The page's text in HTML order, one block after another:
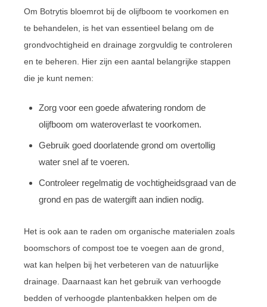
Om Botrytis bloemrot bij de olijfboom te voorkomen en
te behandelen, is het van essentieel belang om de
grondvochtigheid en drainage zorgvuldig te controleren
en te beheren. Hier zijn een aantal belangrijke stappen
die je kunt nemen:
Zorg voor een goede afwatering rondom de
olijfboom om wateroverlast te voorkomen.
Gebruik goed doorlatende grond om overtollig
water snel af te voeren.
Controleer regelmatig de vochtigheidsgraad van de
grond en pas de watergift aan indien nodig.
Het is ook aan te raden om organische materialen zoals
boomschors of compost toe te voegen aan de grond,
wat kan helpen bij het verbeteren van de natuurlijke
drainage. Daarnaast kan het gebruik van verhoogde
bedden of verhoogde plantenbakken helpen om de